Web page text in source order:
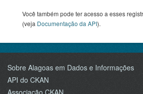
Você também pode ter acesso a esses
(veja Documentação da API).
Sobre Alagoas em Dados e Informações
API do CKAN
Associação CKAN